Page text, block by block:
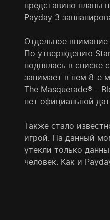
представило планы
Payday 3
Отдельное
По утверждению
поднялась в
занимает в нем 8-е
The Masquerade® -
нет официальной
Также стало
игрой. На данный
утекли только
человек. Как и